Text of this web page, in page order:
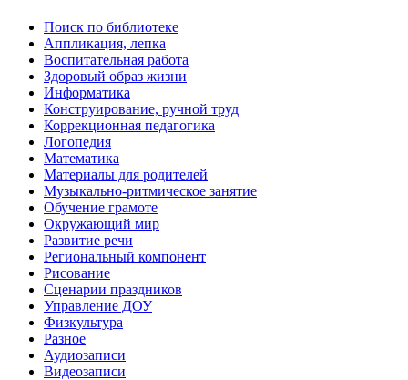
Поиск по библиотеке
Аппликация, лепка
Воспитательная работа
Здоровый образ жизни
Информатика
Конструирование, ручной труд
Коррекционная педагогика
Логопедия
Математика
Материалы для родителей
Музыкально-ритмическое занятие
Обучение грамоте
Окружающий мир
Развитие речи
Региональный компонент
Рисование
Сценарии праздников
Управление ДОУ
Физкультура
Разное
Аудиозаписи
Видеозаписи